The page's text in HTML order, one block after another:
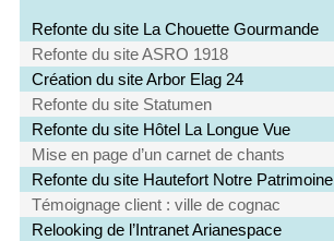
Refonte du site La Chouette Gourmande
Refonte du site ASRO 1918
Création du site Arbor Elag 24
Refonte du site Statumen
Refonte du site Hôtel La Longue Vue
Mise en page d’un carnet de chants
Refonte du site Hautefort Notre Patrimoine
Témoignage client : ville de cognac
Relooking de l’Intranet Arianespace